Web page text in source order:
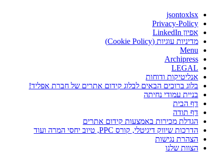
jsontoxlsx
Privacy-Policy
אפיון LinkedIn
מדיניות עוגיות (Cookie Policy)
Menu
Archipress
LEGAL
אנליטיקות ודוחות
בלוג ברוכים הבאים לבלוג קידום אתרים של חברת אפליד!
בניית עמודי נחיתה
דף הבית
דף תודה
הגדלת מכירות באמצעות קידום אתרים
הדרכות שיווק דיגיטלי, קורס PPC, טיוב יחסי המרה ועוד
הצהרת נגישות
הצוות שלנו